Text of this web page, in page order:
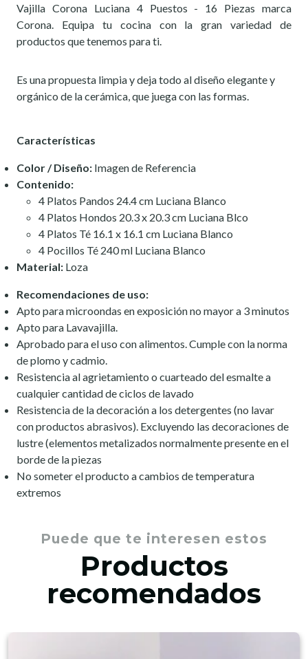
Vajilla Corona Luciana 4 Puestos - 16 Piezas marca
Corona. Equipa tu cocina con la gran variedad de
productos que tenemos para ti.
Es una propuesta limpia y deja todo al diseño elegante y
orgánico de la cerámica, que juega con las formas.
Características
Color / Diseño: Imagen de Referencia
Contenido:
4 Platos Pandos 24.4 cm Luciana Blanco
4 Platos Hondos 20.3 x 20.3 cm Luciana Blco
4 Platos Té 16.1 x 16.1 cm Luciana Blanco
4 Pocillos Té 240 ml Luciana Blanco
Material: Loza
Recomendaciones de uso:
Apto para microondas en exposición no mayor a 3 minutos
Apto para Lavavajilla.
Aprobado para el uso con alimentos. Cumple con la norma
de plomo y cadmio.
Resistencia al agrietamiento o cuarteado del esmalte a
cualquier cantidad de ciclos de lavado
Resistencia de la decoración a los detergentes (no lavar
con productos abrasivos). Excluyendo las decoraciones de
lustre (elementos metalizados normalmente presente en el
borde de la piezas
No someter el producto a cambios de temperatura
extremos
Puede que te interesen estos
Productos
recomendados